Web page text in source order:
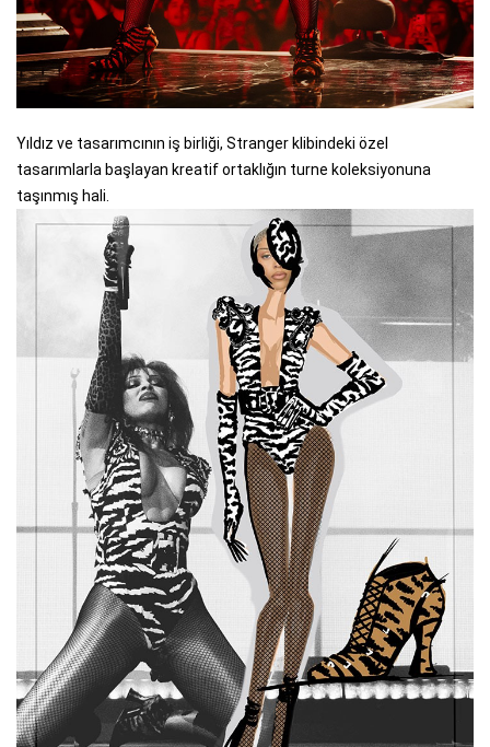
Yıldız ve tasarımcının iş birliği, Stranger klibindeki özel
tasarımlarla başlayan kreatif ortaklığın turne koleksiyonuna
taşınmış hali.